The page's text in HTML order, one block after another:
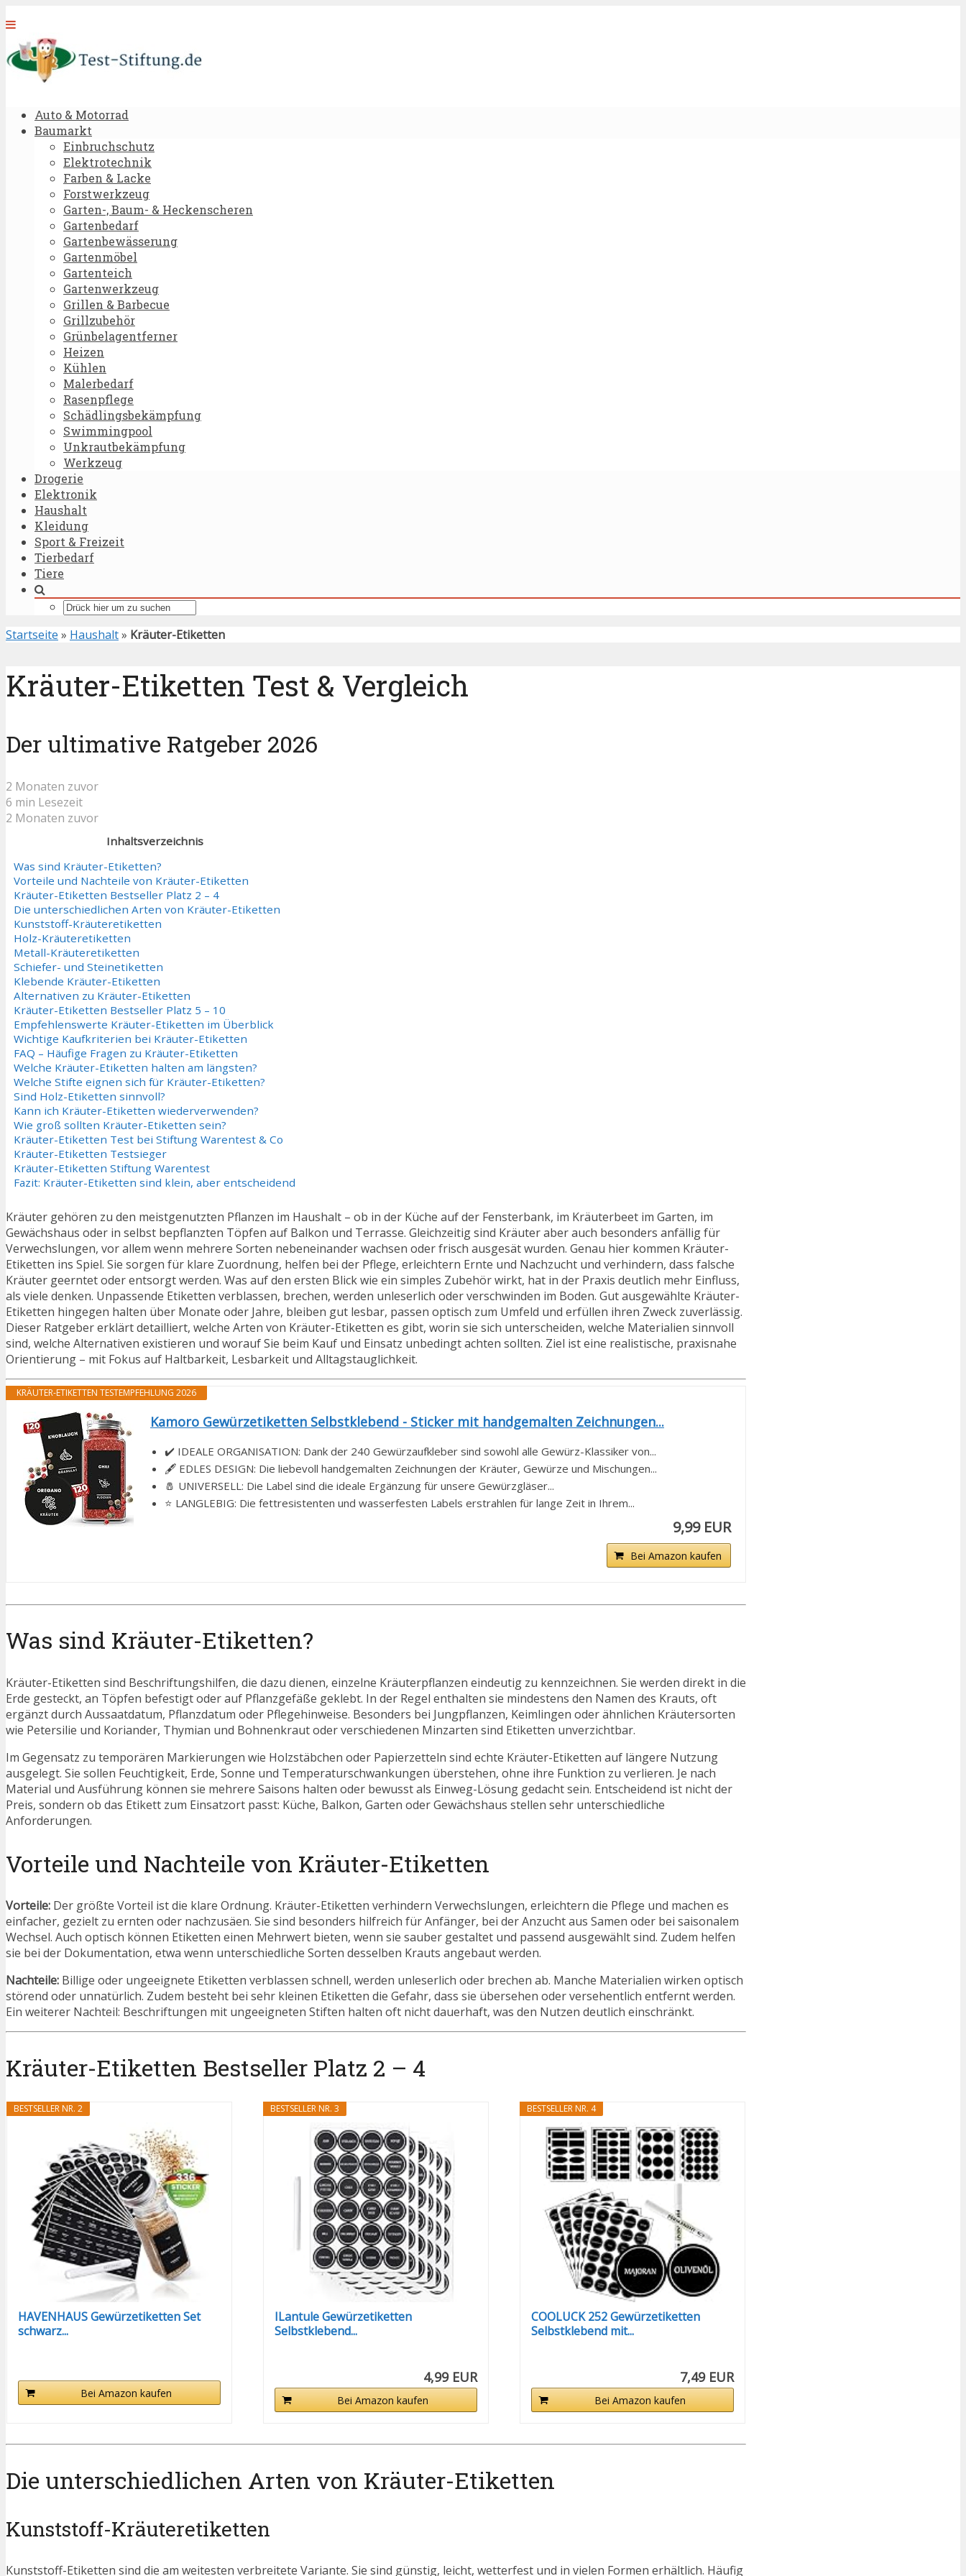
Auto & Motorrad
Baumarkt
Einbruchschutz
Elektrotechnik
Farben & Lacke
Forstwerkzeug
Garten-, Baum- & Heckenscheren
Gartenbedarf
Gartenbewässerung
Gartenmöbel
Gartenteich
Gartenwerkzeug
Grillen & Barbecue
Grillzubehör
Grünbelagentferner
Heizen
Kühlen
Malerbedarf
Rasenpflege
Schädlingsbekämpfung
Swimmingpool
Unkrautbekämpfung
Werkzeug
Drogerie
Elektronik
Haushalt
Kleidung
Sport & Freizeit
Tierbedarf
Tiere
Startseite » Haushalt» Kräuter-Etiketten
Kräuter-Etiketten Test & Vergleich
Der ultimative Ratgeber 2026
2 Monaten zuvor
6 min Lesezeit
2 Monaten zuvor
Inhaltsverzeichnis
Was sind Kräuter-Etiketten?
Vorteile und Nachteile von Kräuter-Etiketten
Kräuter-Etiketten Bestseller Platz 2 – 4
Die unterschiedlichen Arten von Kräuter-Etiketten
Kunststoff-Kräuteretiketten
Holz-Kräuteretiketten
Metall-Kräuteretiketten
Schiefer- und Steinetiketten
Klebende Kräuter-Etiketten
Alternativen zu Kräuter-Etiketten
Kräuter-Etiketten Bestseller Platz 5 – 10
Empfehlenswerte Kräuter-Etiketten im Überblick
Wichtige Kaufkriterien bei Kräuter-Etiketten
FAQ – Häufige Fragen zu Kräuter-Etiketten
Welche Kräuter-Etiketten halten am längsten?
Welche Stifte eignen sich für Kräuter-Etiketten?
Sind Holz-Etiketten sinnvoll?
Kann ich Kräuter-Etiketten wiederverwenden?
Wie groß sollten Kräuter-Etiketten sein?
Kräuter-Etiketten Test bei Stiftung Warentest & Co
Kräuter-Etiketten Testsieger
Kräuter-Etiketten Stiftung Warentest
Fazit: Kräuter-Etiketten sind klein, aber entscheidend
Kräuter gehören zu den meistgenutzten Pflanzen im Haushalt – ob in der Küche auf der Fensterbank, im Kräuterbeet im Garten, im
Gewächshaus oder in selbst bepflanzten Töpfen auf Balkon und Terrasse. Gleichzeitig sind Kräuter aber auch besonders anfällig für
Verwechslungen, vor allem wenn mehrere Sorten nebeneinander wachsen oder frisch ausgesät wurden. Genau hier kommen Kräuter-
Etiketten ins Spiel. Sie sorgen für klare Zuordnung, helfen bei der Pflege, erleichtern Ernte und Nachzucht und verhindern, dass falsche
Kräuter geerntet oder entsorgt werden. Was auf den ersten Blick wie ein simples Zubehör wirkt, hat in der Praxis deutlich mehr Einfluss,
als viele denken. Unpassende Etiketten verblassen, brechen, werden unleserlich oder verschwinden im Boden. Gut ausgewählte Kräuter-
Etiketten hingegen halten über Monate oder Jahre, bleiben gut lesbar, passen optisch zum Umfeld und erfüllen ihren Zweck zuverlässig.
Dieser Ratgeber erklärt detailliert, welche Arten von Kräuter-Etiketten es gibt, worin sie sich unterscheiden, welche Materialien sinnvoll
sind, welche Alternativen existieren und worauf Sie beim Kauf und Einsatz unbedingt achten sollten. Ziel ist eine realistische, praxisnahe
Orientierung – mit Fokus auf Haltbarkeit, Lesbarkeit und Alltagstauglichkeit.
KRÄUTER-ETIKETTEN TESTEMPFEHLUNG 2026
Kamoro Gewürzetiketten Selbstklebend - Sticker mit handgemalten Zeichnungen...
✔️ IDEALE ORGANISATION: Dank der 240 Gewürzaufkleber sind sowohl alle Gewürz-Klassiker von...
🖋️ EDLES DESIGN: Die liebevoll handgemalten Zeichnungen der Kräuter, Gewürze und Mischungen...
🧂 UNIVERSELL: Die Label sind die ideale Ergänzung für unsere Gewürzgläser...
⭐ LANGLEBIG: Die fettresistenten und wasserfesten Labels erstrahlen für lange Zeit in Ihrem...
9,99 EUR
Bei Amazon kaufen
Was sind Kräuter-Etiketten?
Kräuter-Etiketten sind Beschriftungshilfen, die dazu dienen, einzelne Kräuterpflanzen eindeutig zu kennzeichnen. Sie werden direkt in die
Erde gesteckt, an Töpfen befestigt oder auf Pflanzgefäße geklebt. In der Regel enthalten sie mindestens den Namen des Krauts, oft
ergänzt durch Aussaatdatum, Pflanzdatum oder Pflegehinweise. Besonders bei Jungpflanzen, Keimlingen oder ähnlichen Kräutersorten
wie Petersilie und Koriander, Thymian und Bohnenkraut oder verschiedenen Minzarten sind Etiketten unverzichtbar.
Im Gegensatz zu temporären Markierungen wie Holzstäbchen oder Papierzetteln sind echte Kräuter-Etiketten auf längere Nutzung
ausgelegt. Sie sollen Feuchtigkeit, Erde, Sonne und Temperaturschwankungen überstehen, ohne ihre Funktion zu verlieren. Je nach
Material und Ausführung können sie mehrere Saisons halten oder bewusst als Einweg-Lösung gedacht sein. Entscheidend ist nicht der
Preis, sondern ob das Etikett zum Einsatzort passt: Küche, Balkon, Garten oder Gewächshaus stellen sehr unterschiedliche
Anforderungen.
Vorteile und Nachteile von Kräuter-Etiketten
Vorteile: Der größte Vorteil ist die klare Ordnung. Kräuter-Etiketten verhindern Verwechslungen, erleichtern die Pflege und machen es
einfacher, gezielt zu ernten oder nachzusäen. Sie sind besonders hilfreich für Anfänger, bei der Anzucht aus Samen oder bei saisonalem
Wechsel. Auch optisch können Etiketten einen Mehrwert bieten, wenn sie sauber gestaltet und passend ausgewählt sind. Zudem helfen
sie bei der Dokumentation, etwa wenn unterschiedliche Sorten desselben Krauts angebaut werden.
Nachteile: Billige oder ungeeignete Etiketten verblassen schnell, werden unleserlich oder brechen ab. Manche Materialien wirken optisch
störend oder unnatürlich. Zudem besteht bei sehr kleinen Etiketten die Gefahr, dass sie übersehen oder versehentlich entfernt werden.
Ein weiterer Nachteil: Beschriftungen mit ungeeigneten Stiften halten oft nicht dauerhaft, was den Nutzen deutlich einschränkt.
Kräuter-Etiketten Bestseller Platz 2 – 4
BESTSELLER NR. 2
HAVENHAUS Gewürzetiketten Set
schwarz...
Bei Amazon kaufen
BESTSELLER NR. 3
ILantule Gewürzetiketten
Selbstklebend...
4,99 EUR
Bei Amazon kaufen
BESTSELLER NR. 4
COOLUCK 252 Gewürzetiketten
Selbstklebend mit...
7,49 EUR
Bei Amazon kaufen
Die unterschiedlichen Arten von Kräuter-Etiketten
Kunststoff-Kräuteretiketten
Kunststoff-Etiketten sind die am weitesten verbreitete Variante. Sie sind günstig, leicht, wetterfest und in vielen Formen erhältlich. Häufig